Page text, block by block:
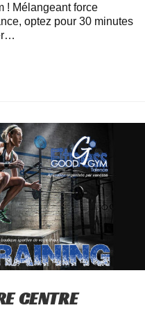
! Mélangeant force
optez pour 30 minutes
CENTRE